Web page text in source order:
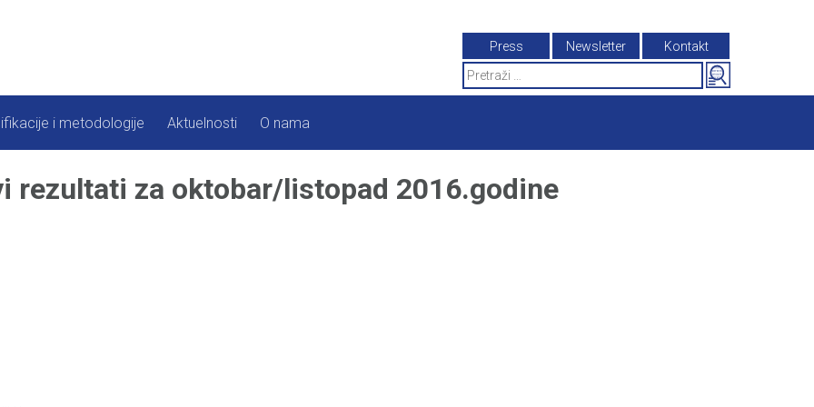
Press Newsletter
Kontakt
Search
for:
i metodologije Aktuelnosti O nama
rezultati za oktobar/listopad 2016.godine